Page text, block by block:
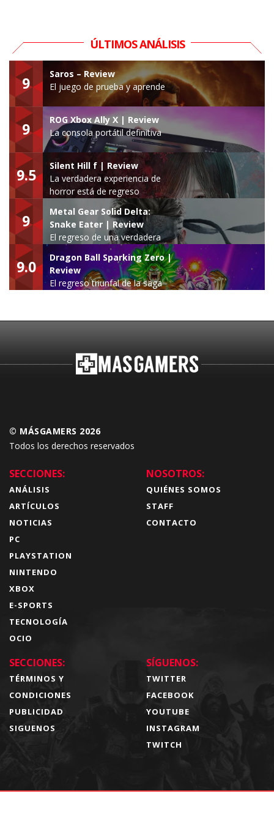
ÚLTIMOS ANÁLISIS
9
Saros – Review
El juego de prueba y aprende
9
ROG Xbox Ally X | Review
La consola portátil definitiva
9.5
Silent Hill f | Review
La verdadera experiencia de
horror está de regreso
9
Metal Gear Solid Delta:
Snake Eater | Review
El regreso de una verdadera
leyenda
9.0
Dragon Ball Sparking Zero |
Review
El regreso triunfal de la saga
© MÁSGAMERS 2026
Todos los derechos reservados
SECCIONES:
ANÁLISIS
ARTÍCULOS
NOTICIAS
PC
PLAYSTATION
NINTENDO
XBOX
E-SPORTS
TECNOLOGÍA
OCIO
NOSOTROS:
QUIÉNES SOMOS
STAFF
CONTACTO
SECCIONES:
TÉRMINOS Y
CONDICIONES
PUBLICIDAD
SIGUENOS
SÍGUENOS:
TWITTER
FACEBOOK
YOUTUBE
INSTAGRAM
TWITCH